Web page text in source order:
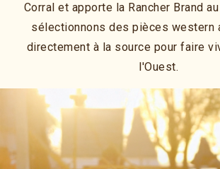
Corral et apporte la Rancher Brand
sélectionnons des pièces western
directement à la source pour faire
l'Ouest.